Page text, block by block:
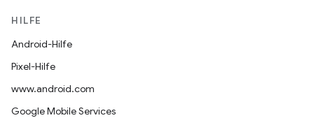
HILFE
Android-Hilfe
Pixel-Hilfe
www.android.com
Google Mobile Services